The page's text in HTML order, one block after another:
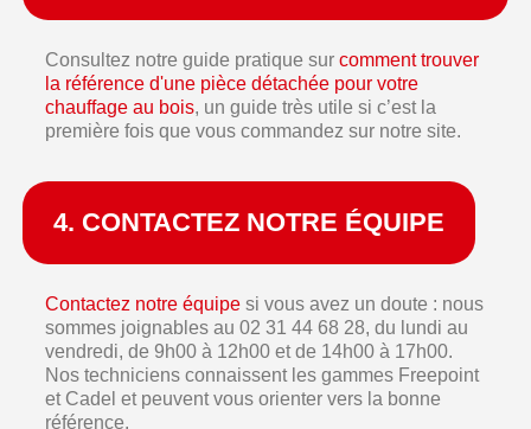
Consultez notre guide pratique surcomment trouver
la référence d'une pièce détachée pour votre
chauffage au bois, un guide très utile si c’est la
première fois que vous commandez sur notre site.
4. CONTACTEZ NOTRE ÉQUIPE
Contactez notre équipe si vous avez un doute : nous
sommes joignables au 02 31 44 68 28, du lundi au
vendredi, de 9h00 à 12h00 et de 14h00 à 17h00.
Nos techniciens connaissent les gammes Freepoint
et Cadel et peuvent vous orienter vers la bonne
référence.